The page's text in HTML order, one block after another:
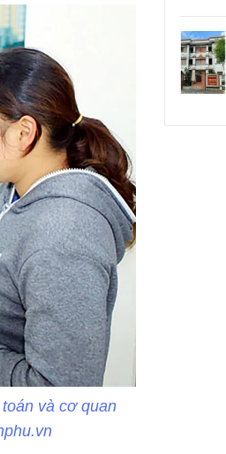
và cơ quan